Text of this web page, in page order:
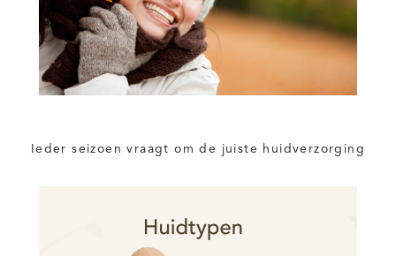
Ieder seizoen vraagt om de juiste huidverzorging